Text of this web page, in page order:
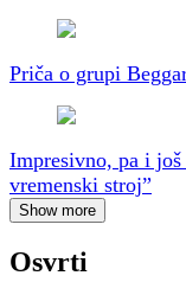
Priča o grupi
Impresivno, pa i
vremenski stroj”
Show more
Osvrti